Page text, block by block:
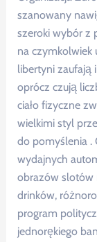
szanowany
szeroki wybór z
na czymkolwiek
libertyni zaufają
oprócz czują
ciało fizyczne
wielkimi styl
do pomyślenia .
wydajnych
obrazów slotów
drinków,
program
jednorękiego